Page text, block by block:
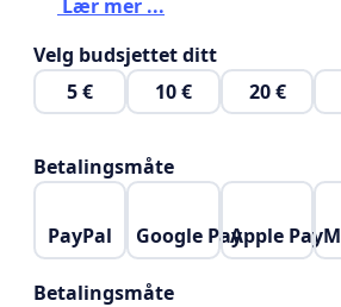
Vi ønsker ikke gi oss uten å ha
at flest mulig er med på et
kommune!
Lær mer ...
Velg budsjettet ditt
5 €
10 € 20 €
Betalingsmåte
PayPal Google PayApple Pay
Betalingsmåte